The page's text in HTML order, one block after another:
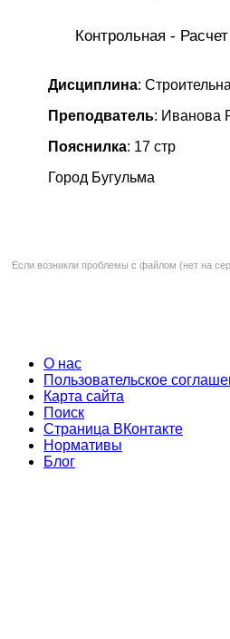
Контрольная -
Дисциплина:
Преподватель: Иванова
Пояснилка: 17 стр
Город Бугульма
Если возникли проблемы с файлом (нет на
О нас
Пользовательское
Карта сайта
Поиск
Страница ВКонтакте
Нормативы
Блог